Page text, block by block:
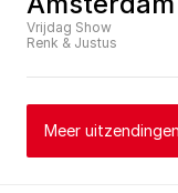
Vrijdag Show
Renk & Justus
Meer uitzendingen